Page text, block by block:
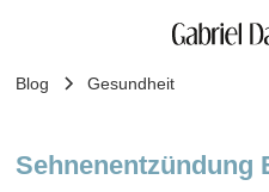
Blog Gesundheit
Sehnenentzündung